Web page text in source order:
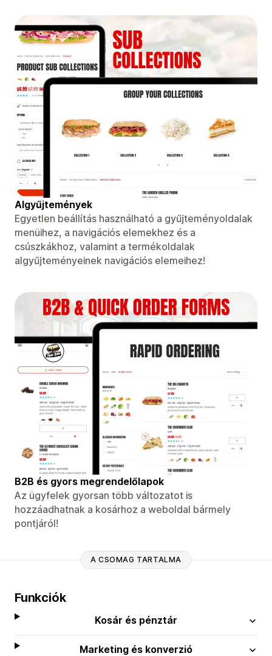
Algyűjtemények
Egyetlen beállítás használható a gyűjteményoldalak
menüihez, a navigációs elemekhez és a
csúszkákhoz, valamint a termékoldalak
algyűjteményeinek navigációs elemeihez!
B2B és gyors megrendelőlapok
Az ügyfelek gyorsan több változatot is
hozzáadhatnak a kosárhoz a weboldal bármely
pontjáról!
A CSOMAG TARTALMA
Funkciók
Kosár és pénztár
Marketing és konverzió